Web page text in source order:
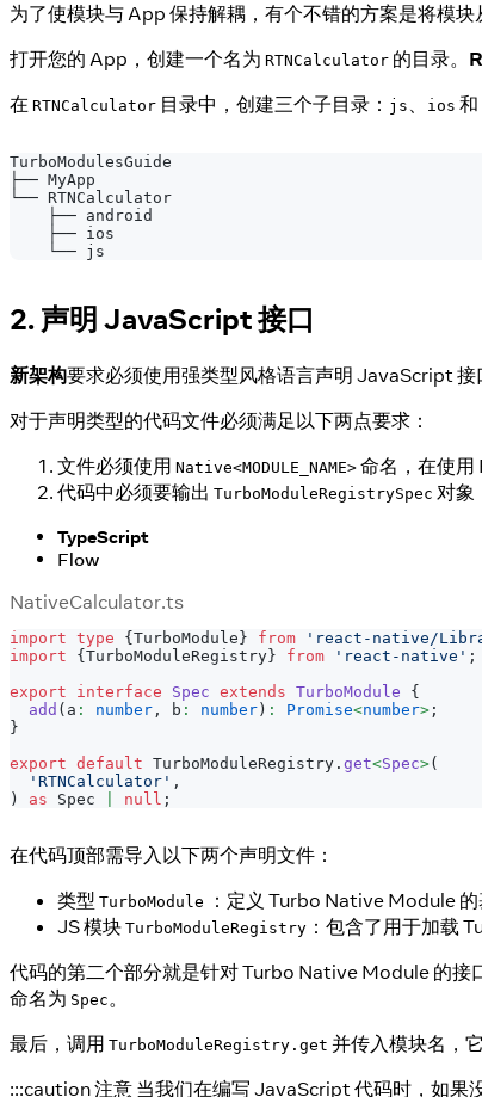
为了使模块与 App 保持解耦，有个不错的方案是将模
打开您的 App，创建一个名为 RTNCalculator 的目录。
在 RTNCalculator 目录中，创建三个子目录： js 、 ios 和
TurboModulesGuide
├── MyApp
└── RTNCalculator
    ├── android
    ├── ios
    └── js
2. 声明 JavaScript 接口
新架构要求必须使用强类型风格语言声明 JavaScript 接
对于声明类型的代码文件必须满足以下两点要求：
文件必须使用 Native<MODULE_NAME> 命名，在使用
代码中必须要输出 TurboModuleRegistrySpec 对象
TypeScript
Flow
NativeCalculator.ts
import type { TurboModule } from 'react-native/
import
{ TurboModuleRegistry } from 'react-native' ;
export
interface Spec extends TurboModule
{
add ( a : number , b : number ) : Promise<number> ;
}
export default TurboModuleRegistry . get<Spec>(
'RTNCalculator' ,
)
as Spec null ;
在代码顶部需导入以下两个声明文件：
类型 TurboModule
：定义 Turbo Native Module
JS 模块 TurboModuleRegistry ：包含了用于加载
代码的第二个部分就是针对 Turbo Native Module 的接
命名为 Spec 。
最后，调用 TurboModuleRegistry.get 并传入模块名，
:::caution 注意 当我们在编写 JavaScript 代码时，如果